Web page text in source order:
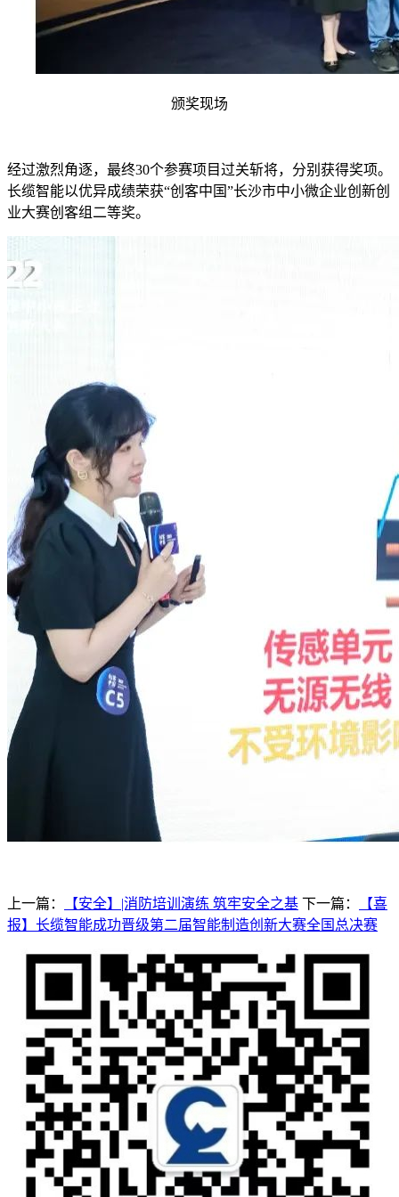
颁奖现场
经过激烈角逐，最终30个参赛项目过关斩将，分别获得奖项。
长缆智能以优异成绩荣获“创客中国”长沙市中小微企业创新创
业大赛创客组二等奖。
上一篇： 【安全】|消防培训演练 筑牢安全之基 下一篇：
【喜
报】长缆智能成功晋级第二届智能制造创新大赛全国总决赛